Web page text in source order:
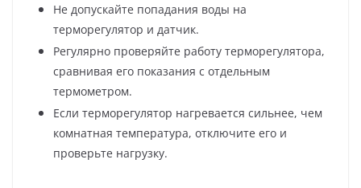
Не допускайте попадания воды на
терморегулятор и датчик.
Регулярно проверяйте работу терморегулятора,
сравнивая его показания с отдельным
термометром.
Если терморегулятор нагревается сильнее, чем
комнатная температура, отключите его и
проверьте нагрузку.